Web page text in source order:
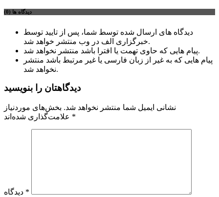
دیدگاه ها (0)
دیدگاه های ارسال شده توسط شما، پس از تایید توسط
خبرگزاری الف در وب منتشر خواهد شد.
پیام هایی که حاوی تهمت یا افترا باشد منتشر نخواهد شد.
پیام هایی که به غیر از زبان فارسی یا غیر مرتبط باشد منتشر
نخواهد شد.
دیدگاهتان را بنویسید
نشانی ایمیل شما منتشر نخواهد شد. بخش‌های موردنیاز
*
*